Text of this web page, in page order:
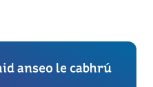
anseo le cabhrú